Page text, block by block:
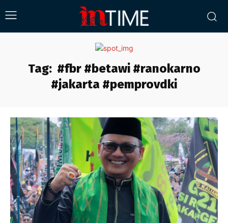
Tag: #fbr #betawi #ranokarno
#jakarta #pemprovdki